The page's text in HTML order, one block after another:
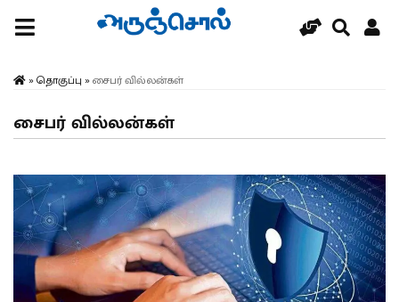
» தொகுப்பு » சைபர் வில்லன்கள்
சைபர் வில்லன்கள்